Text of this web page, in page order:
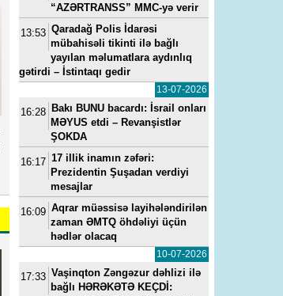
“AZƏRTRANSS” MMC-yə verir
13:53 Qaradağ Polis İdarəsi
mübahisəli tikinti ilə bağlı
yayılan məlumatlara aydınlıq
gətirdi – İstintaqı gedir
13-07-2026
16:28 Bakı BUNU bacardı: İsrail onları
MƏYUS etdi – Revanşistlər
ŞOKDA
16:17 17 illik inamın zəfəri:
Prezidentin Şuşadan verdiyi
mesajlar
16:09 Aqrar müəssisə layihələndirilən
zaman ƏMTQ öhdəliyi üçün
hədlər olacaq
10-07-2026
17:33 Vaşinqton Zəngəzur dəhlizi ilə
bağlı HƏRƏKƏTƏ KEÇDİ: